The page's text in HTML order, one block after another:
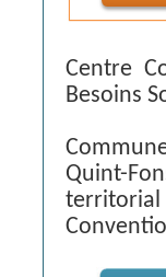
Centre
Besoins
Quint-
territorial